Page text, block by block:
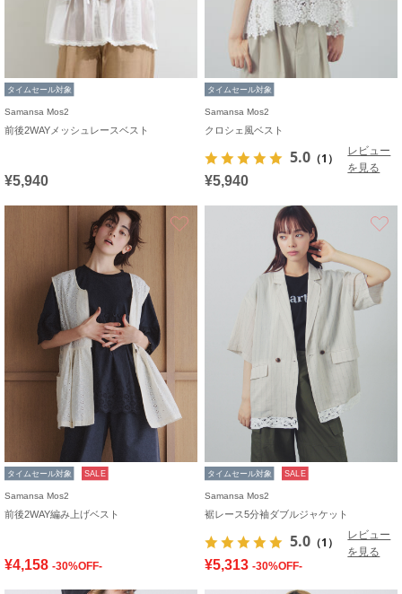
タイムセール対象
Samansa Mos2
前後2WAYメッシュレースベスト
¥5,940
タイムセール対象
Samansa Mos2
クロシェ風ベスト
5.0 （1）
レビュー
を見る
¥5,940
タイムセール対象 SALE
Samansa Mos2
前後2WAY編み上げベスト
¥4,158 -30%OFF-
タイムセール対象 SALE
Samansa Mos2
裾レース5分袖ダブルジャケット
5.0 （1）
レビュー
を見る
¥5,313 -30%OFF-